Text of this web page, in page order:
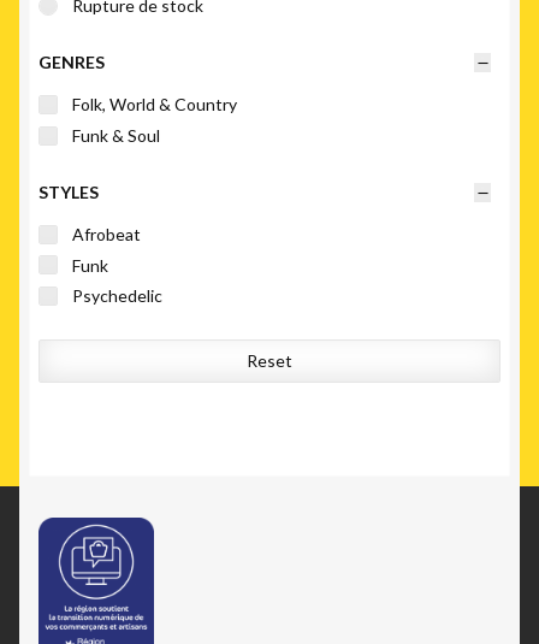
Rupture de stock
GENRES
Folk, World & Country
Funk & Soul
STYLES
Afrobeat
Funk
Psychedelic
Reset